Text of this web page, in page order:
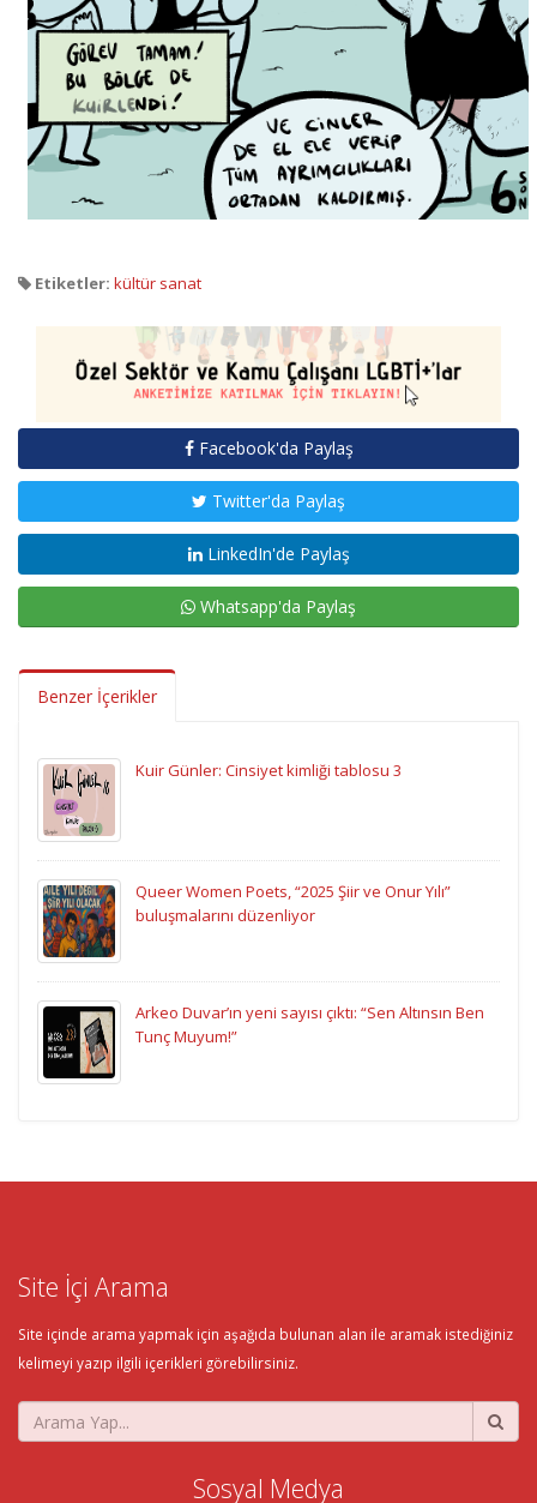
Etiketler: kültür sanat
Facebook'da Paylaş
Twitter'da Paylaş
LinkedIn'de Paylaş
Whatsapp'da Paylaş
Benzer İçerikler
Kuir Günler: Cinsiyet kimliği tablosu 3
Queer Women Poets, “2025 Şiir ve Onur Yılı”
buluşmalarını düzenliyor
Arkeo Duvar’ın yeni sayısı çıktı: “Sen Altınsın Ben
Tunç Muyum!”
Site İçi Arama
Site içinde arama yapmak için aşağıda bulunan alan ile aramak istediğiniz
kelimeyi yazıp ilgili içerikleri görebilirsiniz.
Sosyal Medya